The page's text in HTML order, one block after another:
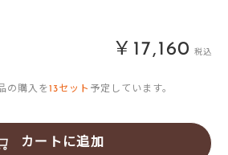
￥17,160 税込
の購入を13セット 予定しています。
カートに追加